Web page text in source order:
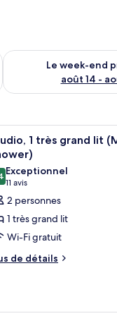
août 7 - août 9
Le week-end
août 14 -
Vérifier la
une table en bois et un
:
12
1 très grand lit
sur 10
Exceptionnel
11 avis
(11 avis)
2 personnes
1 très grand lit
Wi-Fi gratuit
de détails